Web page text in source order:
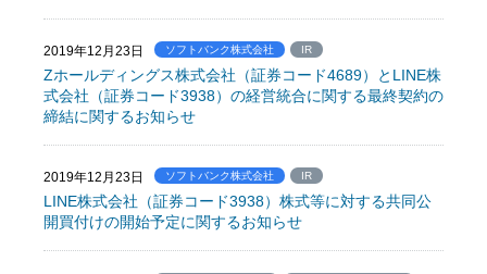
2019年12月23日 ソフトバンク株式会社 IR
Zホールディングス株式会社（証券コード4689）とLINE株
式会社（証券コード3938）の経営統合に関する最終契約の
締結に関するお知らせ
2019年12月23日 ソフトバンク株式会社 IR
LINE株式会社（証券コード3938）株式等に対する共同公
開買付けの開始予定に関するお知らせ